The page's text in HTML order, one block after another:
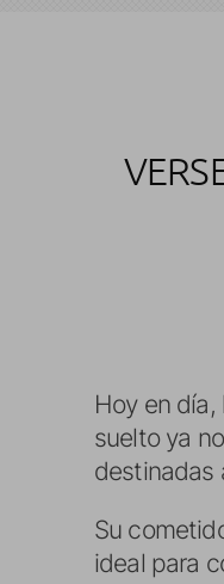
Hoy en
suelto ya
destinadas
Su
ideal para